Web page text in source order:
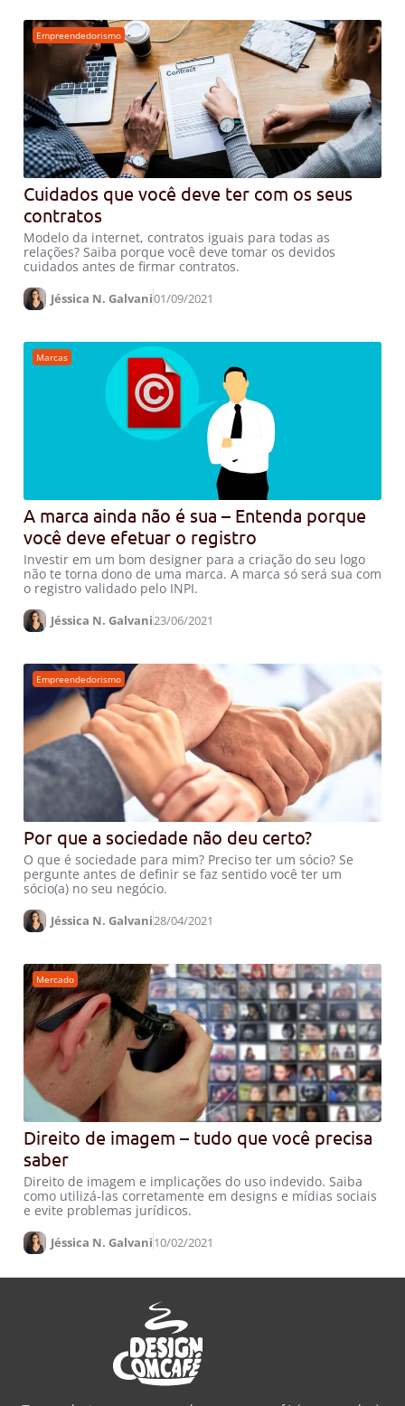
Empreendedorismo
Cuidados que você deve ter com os seus
contratos
Modelo da internet, contratos iguais para todas as
relações? Saiba porque você deve tomar os devidos
cuidados antes de firmar contratos.
Jéssica N. Galvani01/09/2021
Marcas
A marca ainda não é sua – Entenda porque
você deve efetuar o registro
Investir em um bom designer para a criação do seu logo
não te torna dono de uma marca. A marca só será sua com
o registro validado pelo INPI.
Jéssica N. Galvani23/06/2021
Empreendedorismo
Por que a sociedade não deu certo?
O que é sociedade para mim? Preciso ter um sócio? Se
pergunte antes de definir se faz sentido você ter um
sócio(a) no seu negócio.
Jéssica N. Galvani28/04/2021
Mercado
Direito de imagem – tudo que você precisa
saber
Direito de imagem e implicações do uso indevido. Saiba
como utilizá-las corretamente em designs e mídias sociais
e evite problemas jurídicos.
Jéssica N. Galvani10/02/2021